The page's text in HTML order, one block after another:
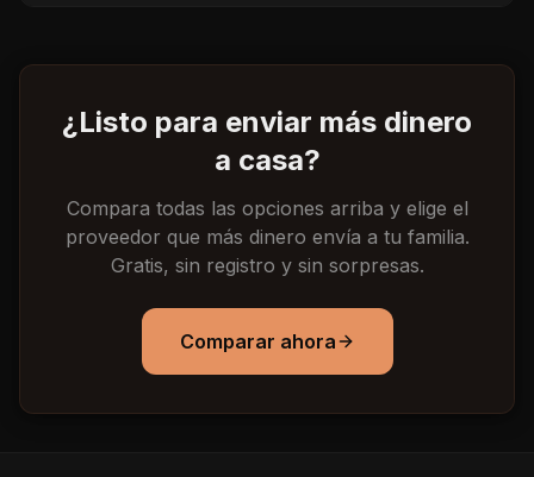
¿Listo para enviar más dinero
a casa?
Compara todas las opciones arriba y elige el
proveedor que más dinero envía a tu familia.
Gratis, sin registro y sin sorpresas.
Comparar ahora